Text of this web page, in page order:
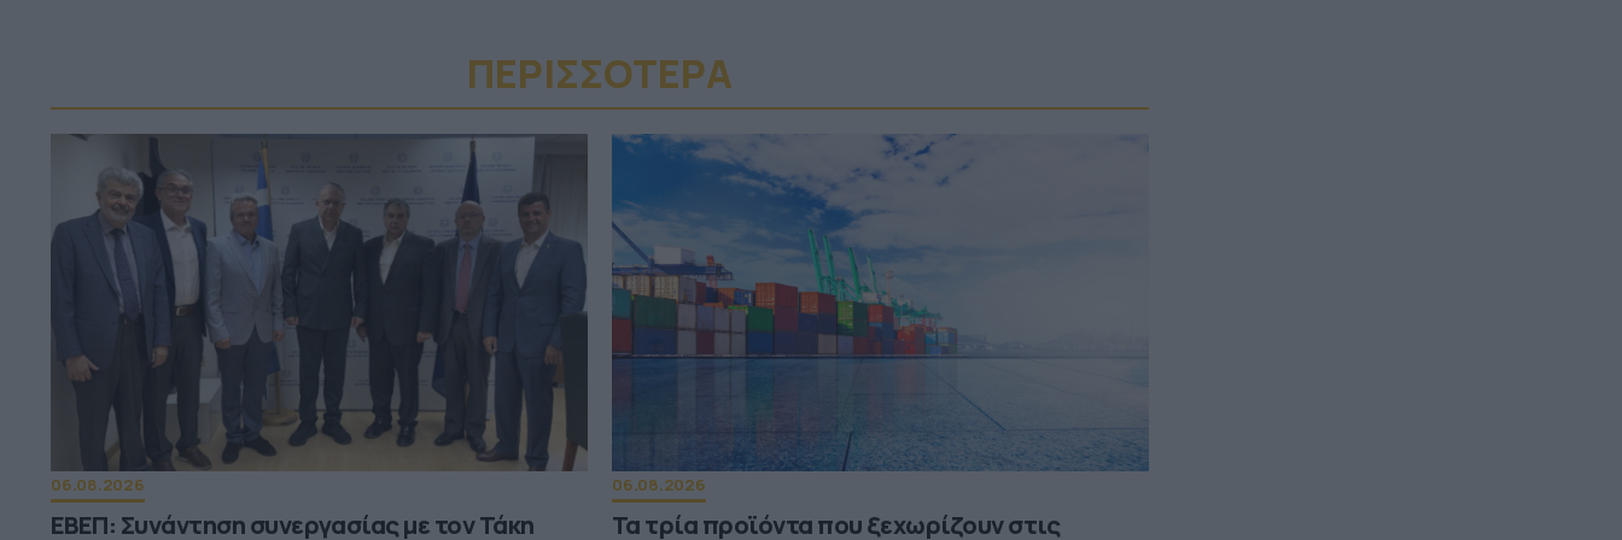
ΠΕΡΙΣΣΟΤΕΡA
06.08.2026
ΕΒΕΠ: Συνάντηση συνεργασίας με τον Τάκη
06.08.2026
Τα τρία προϊόντα που ξεχωρίζουν στις